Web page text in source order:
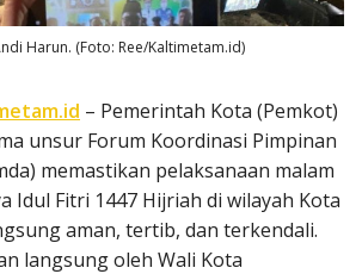
Harun. (Foto: Ree/Kaltimetam.id)
– Pemerintah Kota (Pemkot)
unsur Forum Koordinasi Pimpinan
memastikan pelaksanaan malam
Idul Fitri 1447 Hijriah di wilayah Kota
aman, tertib, dan terkendali.
langsung oleh Wali Kota